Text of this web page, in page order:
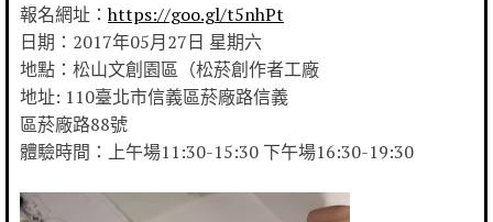
報名網址：https://goo.gl/t5nhPt
日期：2017年05月27日 星期六
地點：松山文創園區（松菸創作者工廠
地址: 110臺北市信義區菸廠路信義
區菸廠路88號
體驗時間：上午場11:30-15:30 下午場16:30-19:30